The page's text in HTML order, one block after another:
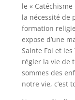
le «
la nécessité de
formation
expose d’une
Sainte Foi et
régler la vie de
sommes des
notre vie, c’est